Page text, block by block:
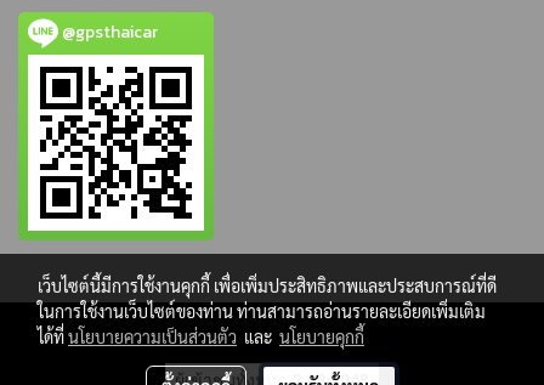
@gpsthaicar
ผู้เข้าชมวันนี้ 572
เว็บไซต์นี้มีการใช้งานคุกกี้ เพื่อเพิ่มประสิทธิภาพและประสบการณ์ที่ดี
ในการใช้งานเว็บไซต์ของท่าน ท่านสามารถอ่านรายละเอียดเพิ่มเติม
ได้ที่นโยบายความเป็นส่วนตัว และ นโยบายคุกกี้